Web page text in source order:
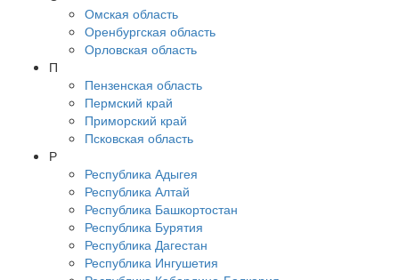
Омская область
Оренбургская область
Орловская область
П
Пензенская область
Пермский край
Приморский край
Псковская область
Р
Республика Адыгея
Республика Алтай
Республика Башкортостан
Республика Бурятия
Республика Дагестан
Республика Ингушетия